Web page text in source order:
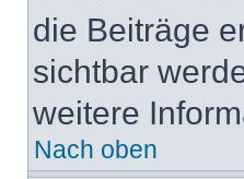
die Beiträge
sichtbar
weitere
Nach oben